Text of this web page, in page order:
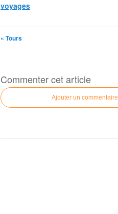
voyages
« Tours
Commenter cet article
Ajouter un commentaire